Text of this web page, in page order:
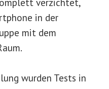
in der
mit dem
wurden Tests in